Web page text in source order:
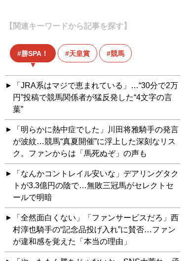
【関連キーワードから記事を探す】
勝SPA！ 天皇賞 競馬
「JRA系はマジで恵まれている」…“30分で2万
円”投稿で競馬関係者が猛反発した“4文字の言
葉”
「明らかに熱中症でした」川田将雅騎手の発言
が波紋…競馬“真夏開催”に浮上した深刻なリス
ク。ファンからは「馬死ぬぞ」の声も
「なんかコントレイル安いな」デアリングタク
トが3.3億円の陰で…無敗三冠馬がセレクトセ
ールで明暗
「全然面白くない」「ファンサービスだろ」西
村淳也騎手の“記念品投げ入れ”に賛否…ファン
が違和感を覚えた「本当の理由」